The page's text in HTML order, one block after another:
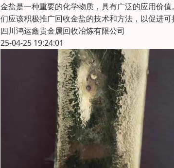
金盐是一种重要的化学物质，具有广泛的应用价
们应该积极推广回收金盐的技术和方法，以促进
四川鸿运鑫贵金属回收冶炼有限公司
25-04-25 19:24:01